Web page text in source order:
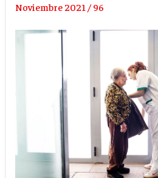
Noviembre 2021 / 96